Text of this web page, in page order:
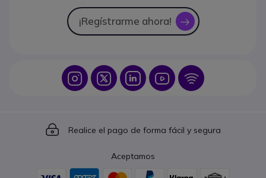
¡Regístrarme ahora! icon
Icon IconIcon Icon Icon
Icon
Realice el pago de forma fácil y segura
Aceptamos